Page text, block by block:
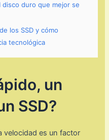
disco duro que mejor se
los SSD y cómo
tecnológica
un
SSD?
velocidad es un factor